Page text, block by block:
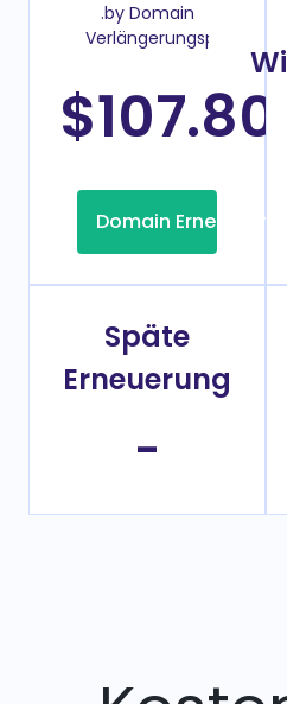
.by Domain
Verlängerungspreis
$107.80
Domain Erneuerung
Späte
Erneuerung
-